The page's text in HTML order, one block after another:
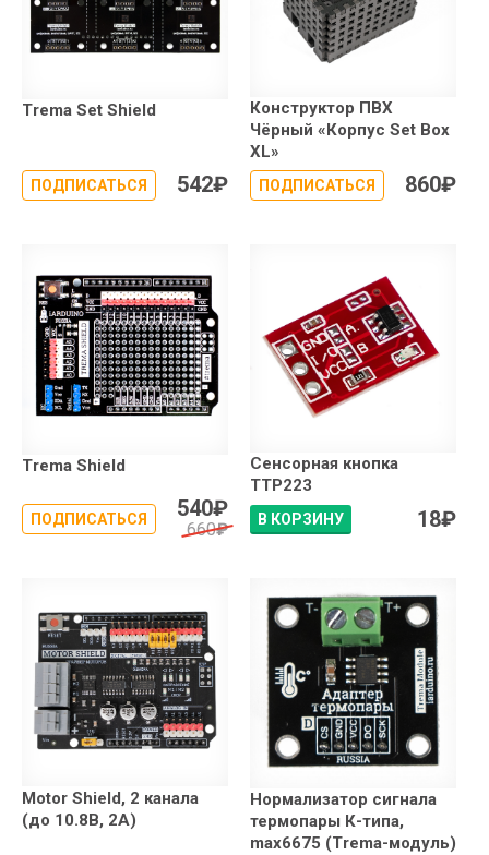
Trema Set Shield
ПОДПИСАТЬСЯ 542₽
Конструктор ПВХ
Чёрный «Корпус Set Box
XL»
ПОДПИСАТЬСЯ 860₽
Trema Shield
ПОДПИСАТЬСЯ 540₽
660₽
Сенсорная кнопка
TTP223
В КОРЗИНУ 18₽
Motor Shield, 2 канала
(до 10.8В, 2А)
Нормализатор сигнала
термопары К-типа,
max6675 (Trema-модуль)